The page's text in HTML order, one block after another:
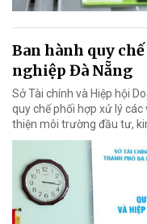
Ban hành quy
nghiệp Đà Nẵng
Sở Tài chính và Hiệp hội
quy chế phối hợp xử lý
thiện môi trường đầu tư,